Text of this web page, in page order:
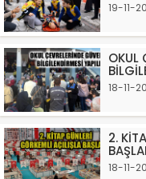
19-11-
OKUL
18-11-
2.
18-11-